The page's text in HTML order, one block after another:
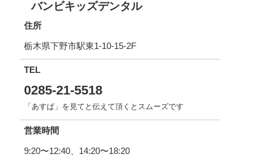
バンビキッズデンタル
住所
栃木県下野市駅東1-10-15-2F
TEL
0285-21-5518
「あすぱ」を見てと伝えて頂くとスムーズです
営業時間
9:20〜12:40、14:20〜18:20